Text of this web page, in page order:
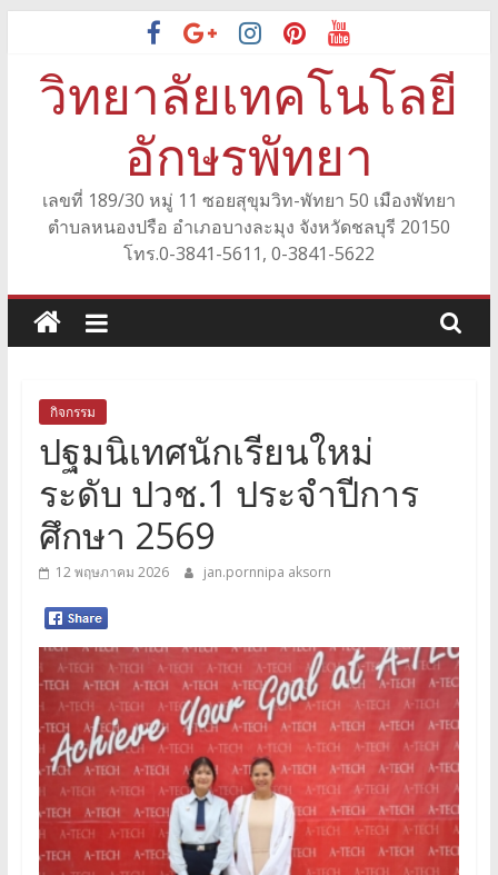
contentวิทยาลัยเทคโนโลยี
อักษรพัทยา
เลขที่ 189/30 หมู่ 11 ซอยสุขุมวิท-พัทยา 50 เมืองพัทยา
ตำบลหนองปรือ อำเภอบางละมุง จังหวัดชลบุรี 20150
โทร.0-3841-5611, 0-3841-5622
กิจกรรม
ปฐมนิเทศนักเรียนใหม่
ระดับ ปวช.1 ประจำปีการ
ศึกษา 2569
12 พฤษภาคม 2026 jan.pornnipa aksorn